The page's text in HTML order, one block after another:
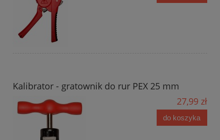
Kalibrator - gratownik do rur PEX 25 mm
27,99 zł
do koszyka